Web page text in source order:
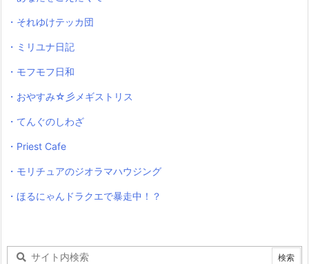
・それゆけテッカ団
・ミリユナ日記
・モフモフ日和
・おやすみ☆彡メギストリス
・てんぐのしわざ
・Priest Cafe
・モリチュアのジオラマハウジング
・ほるにゃんドラクエで暴走中！？